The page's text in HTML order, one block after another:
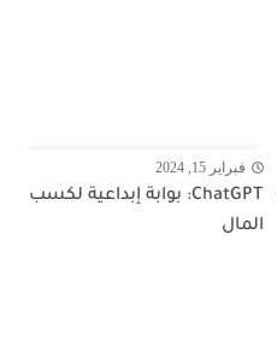
فبراير 15, 2024
ChatGPT: بوابة إبداعية لكسب
المال